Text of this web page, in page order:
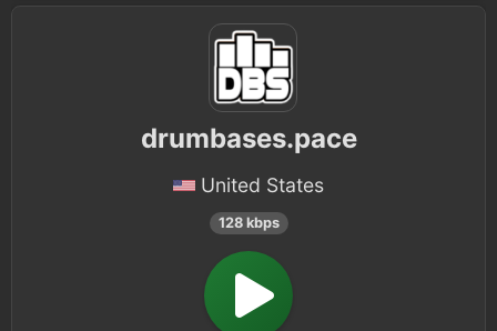
drumbases.pace
United States
128 kbps